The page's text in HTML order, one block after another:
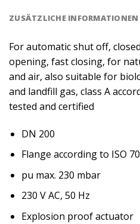
ZUSÄTZLICHE INFORMATIONEN
For automatic shut off,
opening, fast closing, for
and air, also suitable for
and landfill gas, class A
tested and certified
DN 200
Flange according to ISO
pu max. 230 mbar
230 V AC, 50 Hz
Explosion proof actuator